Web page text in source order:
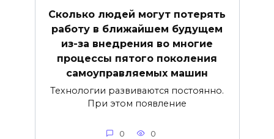
Сколько людей могут потерять
работу в ближайшем будущем
из-за внедрения во многие
процессы пятого поколения
самоуправляемых машин
Технологии развиваются постоянно.
При этом появление
0 0